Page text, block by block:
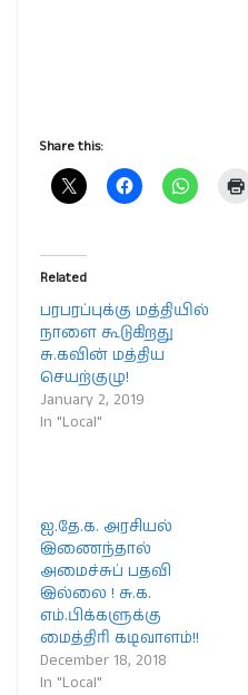
Share this:
Related
பரபரப்புக்கு மத்தியில்
நாளை கூடுகிறது
சு.கவின் மத்திய
செயற்குழு!
January 2, 2019
In "Local"
ஐ.தே.க. அரசியல்
இணைந்தால்
அமைச்சுப் பதவி
இல்லை ! சு.க.
எம்.பிக்களுக்கு
மைத்திரி கடிவாளம்!!
December 18, 2018
In "Local"